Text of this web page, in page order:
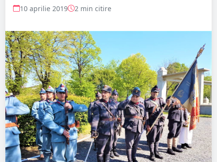
10 aprilie 2019 2 min citire